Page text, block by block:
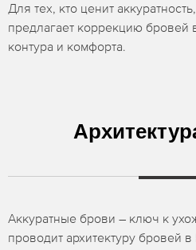
Для тех, кто ценит
предлагает коррекцию бровей
контура и комфорта.
Аккуратные брови – ключ к
проводит архитектуру бровей